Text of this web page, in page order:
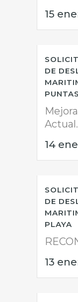
15
DE
PUNTAS
14
DE
PLAYA
13